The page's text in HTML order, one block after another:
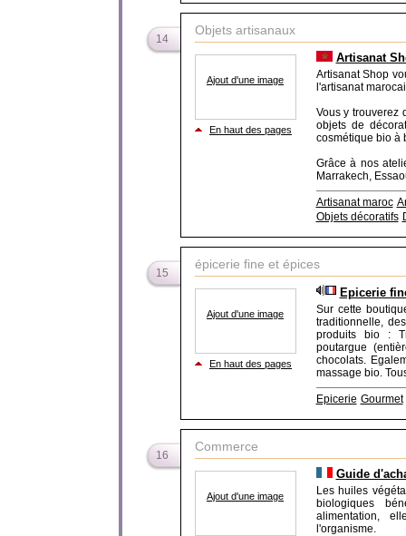
14
Objets artisanaux
Ajout d'une image
En haut des pages
Artisanat
Artisanat Shop
l'artisanat
Vous y trouverez
objets de
cosmétique bio à
Grâce à nos
Marrakech,
Artisanat maroc
Objets décoratifs
15
épicerie fine et épices
Ajout d'une image
En haut des pages
Epicerie
Sur cette
traditionnelle,
produits bio :
poutargue
chocolats.
massage bio.
Epicerie Gourmet
16
Commerce
Ajout d'une image
Guide
Les huiles
biologiques
alimentation,
l'organisme.